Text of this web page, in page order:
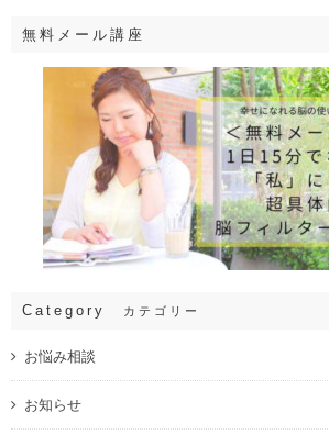
無料メール講座
Category カテゴリー
お悩み相談
お知らせ